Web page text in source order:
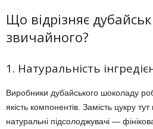
Що відрізняє
звичайного?
1. Натуральність
Виробники дубайського шоколаду
якість компонентів. Замість цукру
натуральні підсолоджувачі —